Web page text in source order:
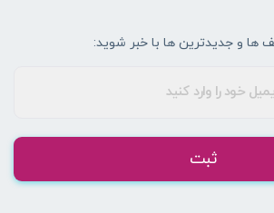
ها و جدیدترین ها با خبر شوید:
ثبت